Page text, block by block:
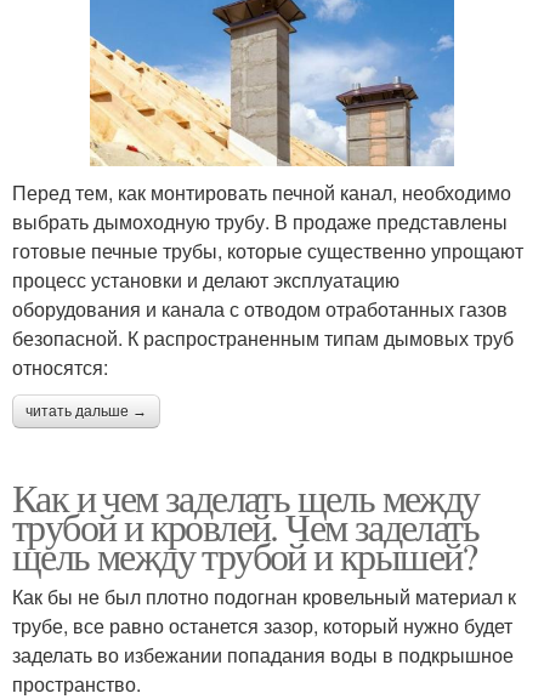
Перед тем, как монтировать печной канал, необходимо
выбрать дымоходную трубу. В продаже представлены
готовые печные трубы, которые существенно упрощают
процесс установки и делают эксплуатацию
оборудования и канала с отводом отработанных газов
безопасной. К распространенным типам дымовых труб
относятся:
читать дальше →
Как и чем заделать щель между
трубой и кровлей. Чем заделать
щель между трубой и крышей?
Как бы не был плотно подогнан кровельный материал к
трубе, все равно останется зазор, который нужно будет
заделать во избежании попадания воды в подкрышное
пространство.